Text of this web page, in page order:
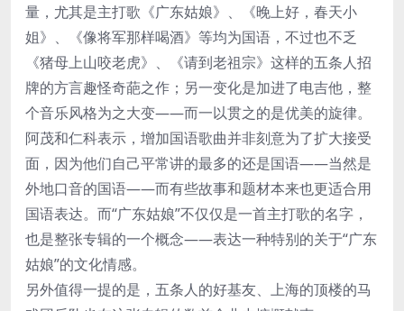
量，尤其是主打歌《广东姑娘》、《晚上好，春天小
姐》、《像将军那样喝酒》等均为国语，不过也不乏
《猪母上山咬老虎》、《请到老祖宗》这样的五条人招
牌的方言趣怪奇葩之作；另一变化是加进了电吉他，整
个音乐风格为之大变——而一以贯之的是优美的旋律。
阿茂和仁科表示，增加国语歌曲并非刻意为了扩大接受
面，因为他们自己平常讲的最多的还是国语——当然是
外地口音的国语——而有些故事和题材本来也更适合用
国语表达。而“广东姑娘”不仅仅是一首主打歌的名字，
也是整张专辑的一个概念——表达一种特别的关于“广东
姑娘”的文化情感。
另外值得一提的是，五条人的好基友、上海的顶楼的马